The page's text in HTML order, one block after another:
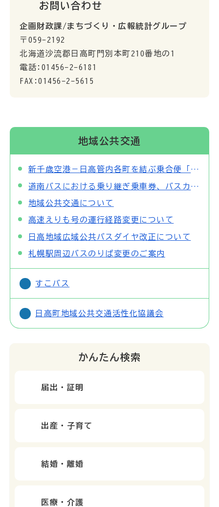
お問い合わせ
企画財政課/まちづくり・広報統計グループ
〒059-2192
北海道沙流郡日高町門別本町210番地の1
電話:01456-2-6181
FAX:01456-2-5615
地域公共交通
新千歳空港－日高管内各町を結ぶ乗合便「ナナパカ号」の運行開始について
道南バスにおける乗り継ぎ乗車券、バスカードの利用終了及びWEB決済割引開始について
地域公共交通について
高速えりも号の運行経路変更について
日高地域広域公共バスダイヤ改正について
札幌駅周辺バスのりば変更のご案内
すこバス
日高町地域公共交通活性化協議会
かんたん検索
届出・証明
出産・子育て
結婚・離婚
医療・介護